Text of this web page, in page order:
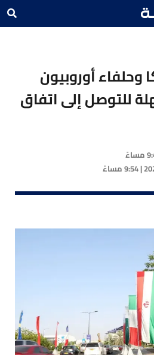
أوروبيون
للتوصل إلى اتفاق